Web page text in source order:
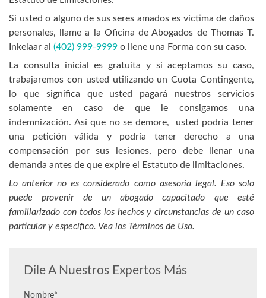
Si usted o alguno de sus seres amados es víctima de daños
personales, llame a la Oficina de Abogados de Thomas T.
Inkelaar al (402) 999-9999 o llene una Forma con su caso.
La consulta inicial es gratuita y si aceptamos su caso,
trabajaremos con usted utilizando un Cuota Contingente,
lo que significa que usted pagará nuestros servicios
solamente en caso de que le consigamos una
indemnización. Así que no se demore, usted podría tener
una petición válida y podría tener derecho a una
compensación por sus lesiones, pero debe llenar una
demanda antes de que expire el Estatuto de limitaciones.
Lo anterior no es considerado como asesoría legal. Eso solo
puede provenir de un abogado capacitado que esté
familiarizado con todos los hechos y circunstancias de un caso
particular y específico. Vea los Términos de Uso.
Dile A Nuestros Expertos Más